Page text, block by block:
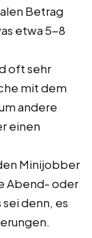
Betrag
etwa 5-8
oft sehr
mit dem
andere
einen
Minijobber
Abend- oder
denn, es